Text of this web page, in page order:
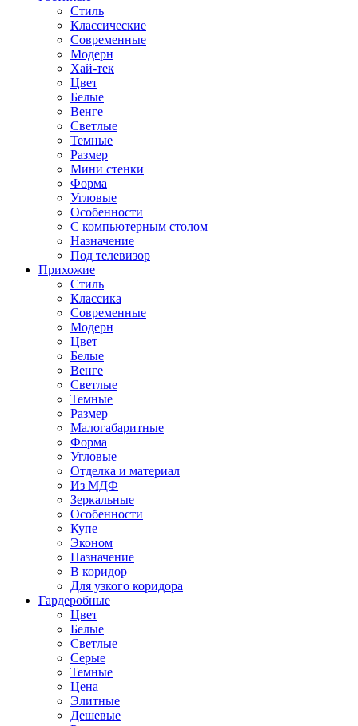
Стиль
Классические
Современные
Модерн
Хай-тек
Цвет
Белые
Венге
Светлые
Темные
Размер
Мини стенки
Форма
Угловые
Особенности
С компьютерным столом
Назначение
Под телевизор
Прихожие
Стиль
Классика
Современные
Модерн
Цвет
Белые
Венге
Светлые
Темные
Размер
Малогабаритные
Форма
Угловые
Отделка и материал
Из МДФ
Зеркальные
Особенности
Купе
Эконом
Назначение
В коридор
Для узкого коридора
Гардеробные
Цвет
Белые
Светлые
Серые
Темные
Цена
Элитные
Дешевые